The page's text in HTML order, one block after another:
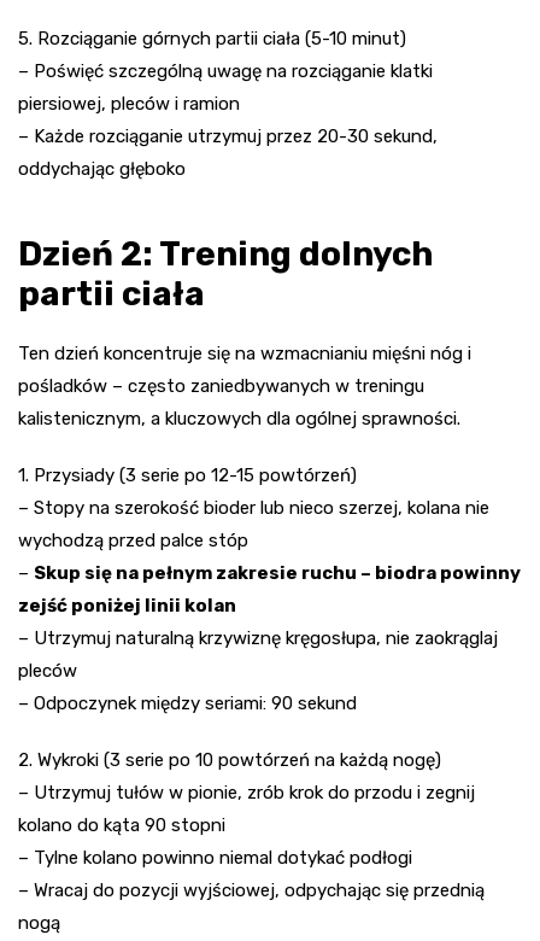
5. Rozciąganie górnych partii ciała (5-10 minut)
– Poświęć szczególną uwagę na rozciąganie klatki
piersiowej, pleców i ramion
– Każde rozciąganie utrzymuj przez 20-30 sekund,
oddychając głęboko
Dzień 2: Trening dolnych
partii ciała
Ten dzień koncentruje się na wzmacnianiu mięśni nóg i
pośladków – często zaniedbywanych w treningu
kalistenicznym, a kluczowych dla ogólnej sprawności.
1. Przysiady (3 serie po 12-15 powtórzeń)
– Stopy na szerokość bioder lub nieco szerzej, kolana nie
wychodzą przed palce stóp
– Skup się na pełnym zakresie ruchu – biodra powinny
zejść poniżej linii kolan
– Utrzymuj naturalną krzywiznę kręgosłupa, nie zaokrąglaj
pleców
– Odpoczynek między seriami: 90 sekund
2. Wykroki (3 serie po 10 powtórzeń na każdą nogę)
– Utrzymuj tułów w pionie, zrób krok do przodu i zegnij
kolano do kąta 90 stopni
– Tylne kolano powinno niemal dotykać podłogi
– Wracaj do pozycji wyjściowej, odpychając się przednią
nogą